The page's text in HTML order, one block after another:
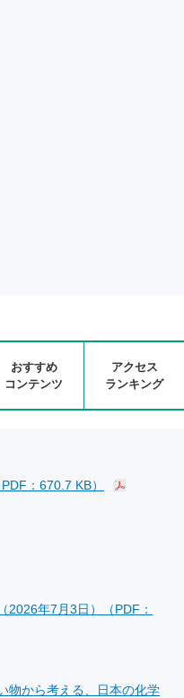
おすすめ
コンテンツ
アクセス
ランキング
：670.7 KB）
2026年7月3日）（PDF：
物から考える、日本の化学